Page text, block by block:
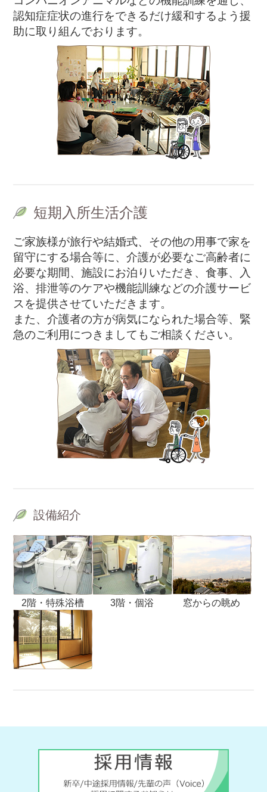
認知症症状の進行をできるだけ緩和するよう援
助に取り組んでおります。
短期入所生活介護
ご家族様が旅行や結婚式、その他の用事で家を
留守にする場合等に、介護が必要なご高齢者に
必要な期間、施設にお泊りいただき、食事、入
浴、排泄等のケアや機能訓練などの介護サービ
スを提供させていただきます。
また、介護者の方が病気になられた場合等、緊
急のご利用につきましてもご相談ください。
設備紹介
2階・特殊浴槽 3階・個浴 窓からの眺め